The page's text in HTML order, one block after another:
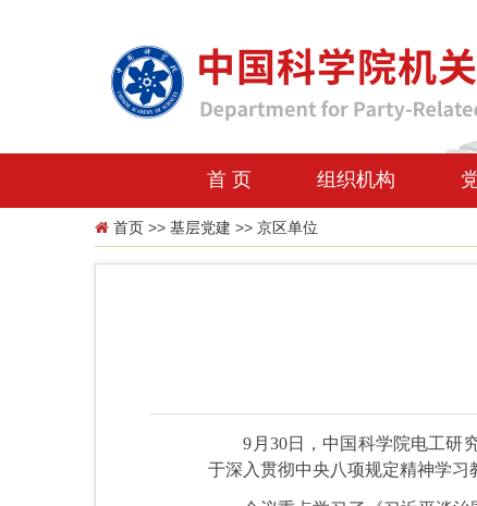
首 页 组织机构
首页 >> 基层党建 >> 京区单位
9月30日，中国科学院电工研
于深入贯彻中央八项规定精神学习